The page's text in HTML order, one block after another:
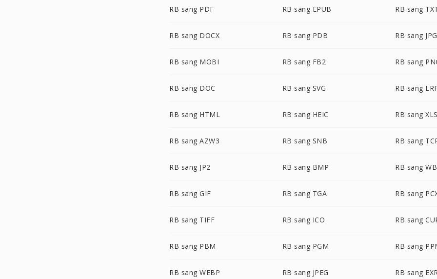
RB sang PDF RB sang EPUB RB sang
RB sang DOCX RB sang PDB RB sang JPG
RB sang MOBI RB sang FB2 RB sang
RB sang DOC RB sang SVG RB sang
RB sang HTML RB sang HEIC RB sang
RB sang AZW3 RB sang SNB RB sang
RB sang JP2 RB sang BMP RB sang
RB sang GIF RB sang TGA RB sang
RB sang TIFF RB sang ICO RB sang
RB sang PBM RB sang PGM RB sang
RB sang WEBP RB sang JPEG RB sang